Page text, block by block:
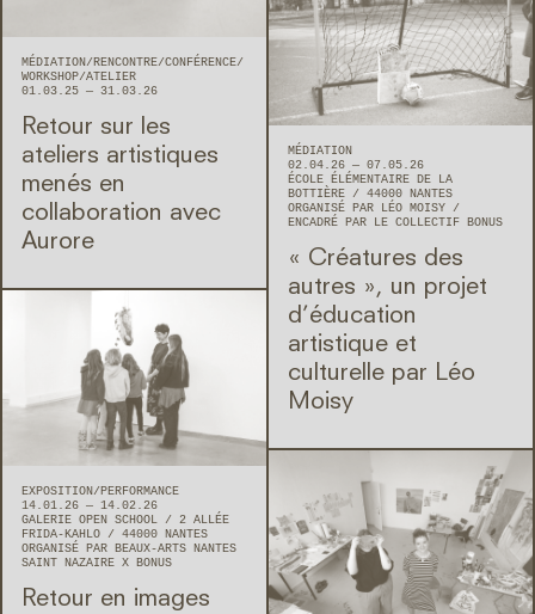
MÉDIATION RENCONTRE/CONFÉRENCE
WORKSHOP/ATELIER
01.03.25 — 31.03.26
Retour sur les
ateliers artistiques
menés en
collaboration avec
Aurore
MÉDIATION
02.04.26 — 07.05.26
ÉCOLE ÉLÉMENTAIRE DE LA
BOTTIÈRE
44000 NANTES
ORGANISÉ PAR LÉO MOISY
ENCADRÉ PAR LE COLLECTIF BONUS
« Créatures des
autres », un projet
d’éducation
artistique et
culturelle par Léo
Moisy
EXPOSITION PERFORMANCE
14.01.26 — 14.02.26
GALERIE OPEN SCHOOL
2 ALLÉE
FRIDA-KAHLO
44000 NANTES
ORGANISÉ PAR BEAUX-ARTS NANTES
SAINT NAZAIRE X BONUS
Retour en images